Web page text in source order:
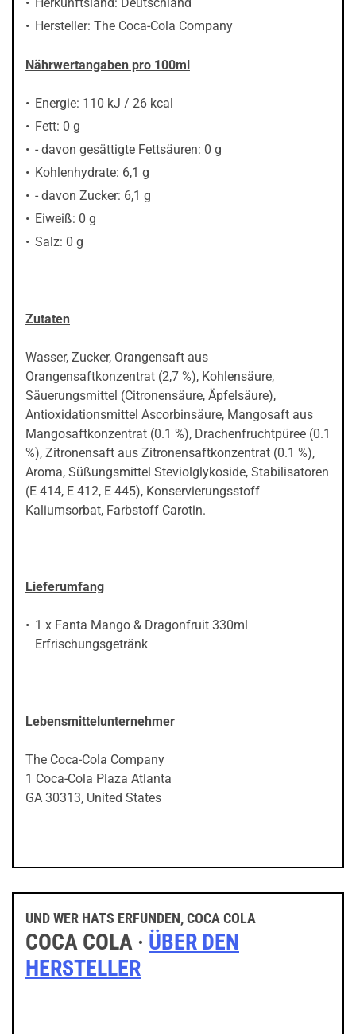
Herkunftsland: Deutschland
Hersteller: The Coca-Cola Company
Nährwertangaben pro 100ml
Energie: 110 kJ / 26 kcal
Fett: 0 g
- davon gesättigte Fettsäuren: 0 g
Kohlenhydrate: 6,1 g
- davon Zucker: 6,1 g
Eiweiß: 0 g
Salz: 0 g
Zutaten
Wasser, Zucker, Orangensaft aus
Orangensaftkonzentrat (2,7 %), Kohlensäure,
Säuerungsmittel (Citronensäure, Äpfelsäure),
Antioxidationsmittel Ascorbinsäure, Mangosaft aus
Mangosaftkonzentrat (0.1 %), Drachenfruchtpüree (0.1
%), Zitronensaft aus Zitronensaftkonzentrat (0.1 %),
Aroma, Süßungsmittel Steviolglykoside, Stabilisatoren
(E 414, E 412, E 445), Konservierungsstoff
Kaliumsorbat, Farbstoff Carotin.
Lieferumfang
1 x Fanta Mango & Dragonfruit 330ml
Erfrischungsgetränk
Lebensmittelunternehmer
The Coca-Cola Company
1 Coca-Cola Plaza Atlanta
GA 30313, United States
UND WER HATS ERFUNDEN, COCA COLA
COCA COLA · ÜBER DEN
HERSTELLER